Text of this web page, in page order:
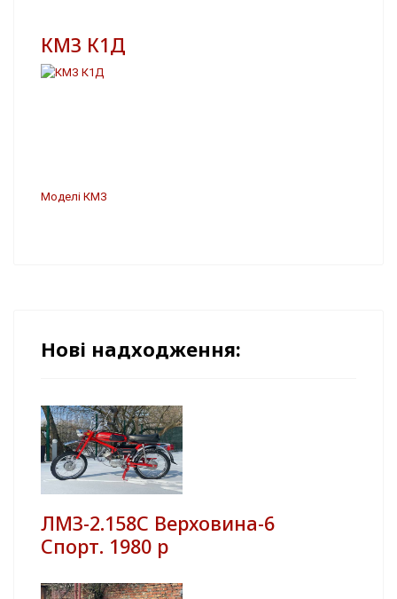
КМЗ К1Д
Моделі КМЗ
Нові надходження:
ЛМЗ-2.158С Верховина-6
Спорт. 1980 р